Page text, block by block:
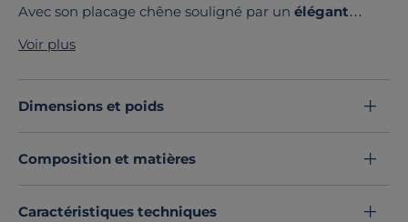
Avec son placage chêne souligné par un élégant
grand tiroir intégré
épuré, tout en offrant un espace de rangement discret
pour vos objets du quotidien. Ses
pieds fins en métal
contemporaine.
Le contraste des matières souligne le soin apporté aux
détails, pour une table basse qui conjugue raffinement
Voir plus
Dimensions et poids
Composition et matières
Caractéristiques techniques